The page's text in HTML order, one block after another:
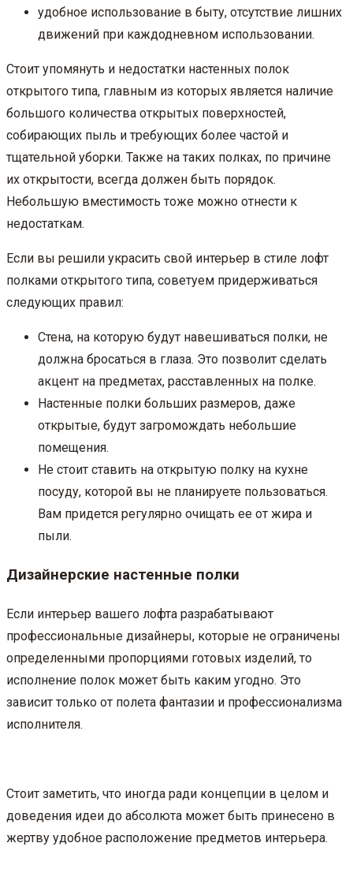
удобное использование в быту, отсутствие лишних
движений при каждодневном использовании.
Стоит упомянуть и недостатки настенных полок
открытого типа, главным из которых является наличие
большого количества открытых поверхностей,
собирающих пыль и требующих более частой и
тщательной уборки. Также на таких полках, по причине
их открытости, всегда должен быть порядок.
Небольшую вместимость тоже можно отнести к
недостаткам.
Если вы решили украсить свой интерьер в стиле лофт
полками открытого типа, советуем придерживаться
следующих правил:
Стена, на которую будут навешиваться полки, не
должна бросаться в глаза. Это позволит сделать
акцент на предметах, расставленных на полке.
Настенные полки больших размеров, даже
открытые, будут загромождать небольшие
помещения.
Не стоит ставить на открытую полку на кухне
посуду, которой вы не планируете пользоваться.
Вам придется регулярно очищать ее от жира и
пыли.
Дизайнерские настенные полки
Если интерьер вашего лофта разрабатывают
профессиональные дизайнеры, которые не ограничены
определенными пропорциями готовых изделий, то
исполнение полок может быть каким угодно. Это
зависит только от полета фантазии и профессионализма
исполнителя.
Стоит заметить, что иногда ради концепции в целом и
доведения идеи до абсолюта может быть принесено в
жертву удобное расположение предметов интерьера.